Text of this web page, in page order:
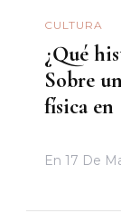
CULTURA
¿Qué
Sobre
física en
En 17 De